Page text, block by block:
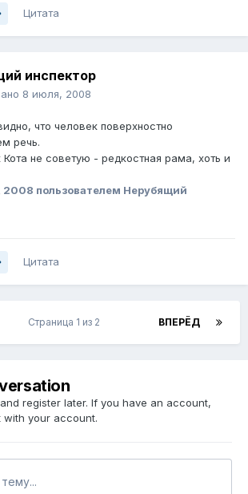
Цитата
инспектор
8 июля, 2008
что человек поверхностно
речь.
не советую - редкостная рама, хоть и
2008 пользователем Нерубящий
Цитата
ВПЕРЁД
Страница 1 из 2
register later. If you have an account,
with your account.